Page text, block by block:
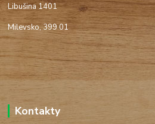
Libušina 1401
Milevsko, 399 01
Kontakty